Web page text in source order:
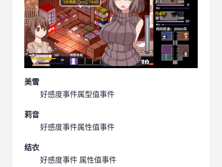
美雪
好感度事件属型值事件
莉音
好感度事件属性值事件
结衣
好感度事件 属性值事件